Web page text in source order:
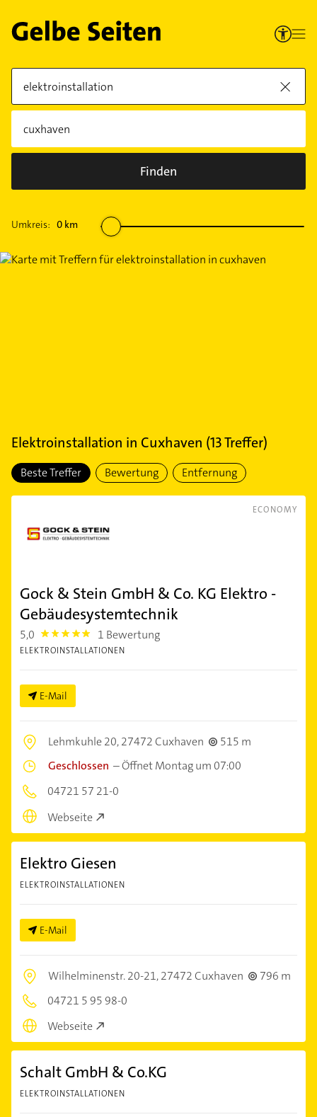
Finden
Umkreis: 0 km
Elektroinstallation in Cuxhaven (13Treffer)
Beste Treffer Bewertung Entfernung
ECONOMY
Gock & Stein GmbH & Co. KG Elektro -
Gebäudesystemtechnik
5,0 5.0 1 Bewertung
ELEKTROINSTALLATIONEN
E-Mail
Lehmkuhle 20,27472 Cuxhaven
515 m
Geschlossen –Öffnet Montag um 07:00
04721 57 21-0
Webseite
Elektro Giesen
ELEKTROINSTALLATIONEN
E-Mail
Wilhelminenstr. 20-21,27472 Cuxhaven
796 m
04721 5 95 98-0
Webseite
Schalt GmbH & Co.KG
ELEKTROINSTALLATIONEN